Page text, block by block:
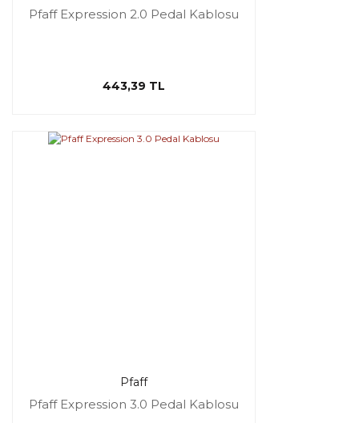
Pfaff Expression 2.0 Pedal Kablosu
443,39 TL
Pfaff
Pfaff Expression 3.0 Pedal Kablosu